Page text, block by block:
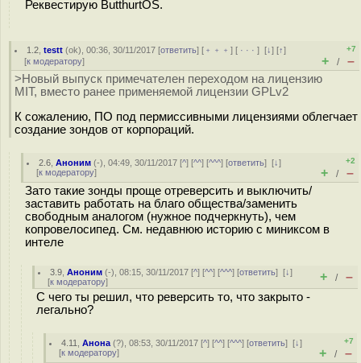
Реквестирую ButthurtOS.
1.2 ,testt (ok), 00:36, 30/11/2017 [ответить] [ ﹢﹢﹢] [ · · ·][↓] [↑]
[к модератору]
+7
+ / –
>Новый выпуск примечателен переходом на лицензию
MIT, вместо ранее применяемой лицензии GPLv2
К сожалению, ПО под пермиссивными лицензиями облегчает
создание зондов от корпораций.
2.6 ,Аноним (-), 04:49, 30/11/2017 [^] [^^] [^^^] [ответить][↓]
[к модератору]
+2
+ / –
Зато такие зонды проще отреверсить и выключить/
заставить работать на благо общества/заменить
свободным аналогом (нужное подчеркнуть), чем
копровелосипед. См. недавнюю историю с миниксом в
интеле
3.9 ,Аноним (-), 08:15, 30/11/2017 [^] [^^] [^^^] [ответить][↓]
[к модератору] + / –
С чего ты решил, что реверсить то, что закрыто -
легально?
4.11 ,Анона (?), 08:53, 30/11/2017 [^] [^^] [^^^] [ответить][↓]
[к модератору]
+7
+ / –